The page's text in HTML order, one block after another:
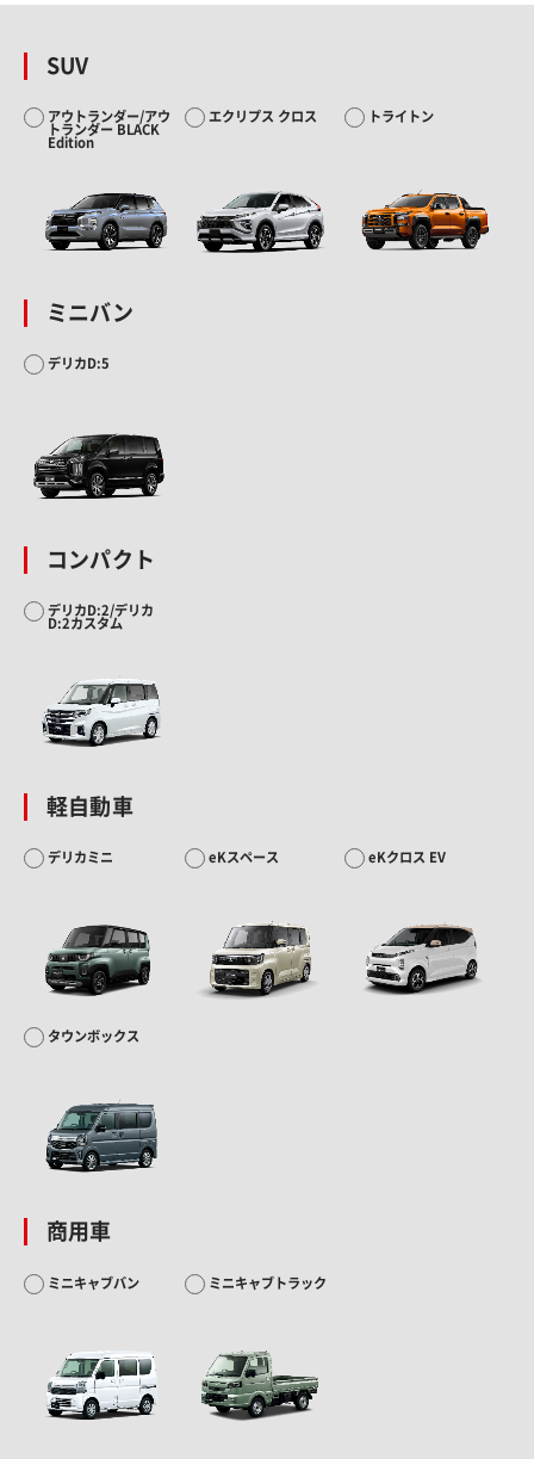
SUV
アウトランダー/アウ
トランダー BLACK
Edition
エクリプス クロス トライトン
ミニバン
デリカD:5
コンパクト
デリカD:2/デリカ
D:2カスタム
軽自動車
デリカミニ eKスペース eKクロス EV
タウンボックス
商用車
ミニキャブバン ミニキャブトラック